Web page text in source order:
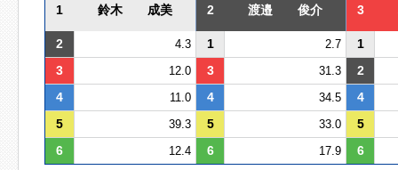
1 鈴木 成美 2 渡邉 俊介 3
2 4.3 1 2.7
1
3
12.0 3 31.3
2
4
11.0 4 34.5
4
5
39.3 5 33.0
5
6
12.4 6 17.9 6